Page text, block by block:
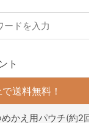
ト
送料無料！
かえ用パウチ(約2